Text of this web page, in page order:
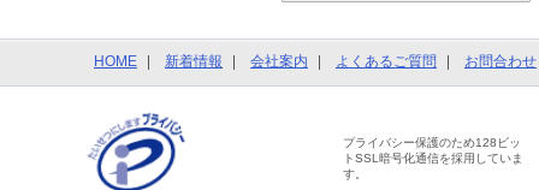
HOME 新着情報 会社案内 よくあるご質問 お問合わせ
プライバシー保護のため128ビッ
トSSL暗号化通信を採用していま
す。